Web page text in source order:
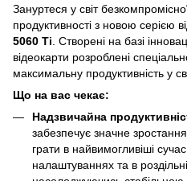
Зануртеся у світ
продуктивності з новою серією
5060 Ti . Створені на базі
відеокарти розроблені
максимальну продуктивність у
Що на вас чекає:
Надзвичайна
забезпечує значне
грати в найвимогливіші
налаштуваннях та в